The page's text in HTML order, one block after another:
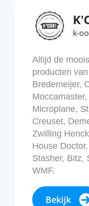
k-
Altijd de
producten
Bredemeijer,
Microplane,
Creuset,
Zwilling
House
Stasher, Bitz,
WMF.
Bekijk